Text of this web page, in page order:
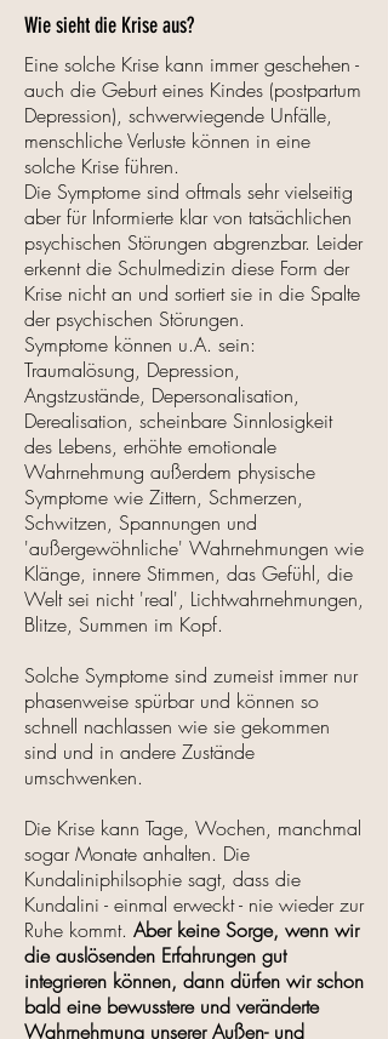
Wie sieht die Krise aus?
Eine solche Krise kann immer geschehen -
auch die Geburt eines Kindes (postpartum
Depression), schwerwiegende Unfälle,
menschliche Verluste können in eine
solche Krise führen.
Die Symptome sind oftmals sehr vielseitig
aber für Informierte klar von tatsächlichen
psychischen Störungen abgrenzbar. Leider
erkennt die Schulmedizin diese Form der
Krise nicht an und sortiert sie in die Spalte
der psychischen Störungen.
Symptome können u.A. sein:
Traumalösung, Depression,
Angstzustände, Depersonalisation,
Derealisation, scheinbare Sinnlosigkeit
des Lebens, erhöhte emotionale
Wahrnehmung außerdem physische
Symptome wie Zittern, Schmerzen,
Schwitzen, Spannungen und
'außergewöhnliche' Wahrnehmungen wie
Klänge, innere Stimmen, das Gefühl, die
Welt sei nicht 'real', Lichtwahrnehmungen,
Blitze, Summen im Kopf.
Solche Symptome sind zumeist immer nur
phasenweise spürbar und können so
schnell nachlassen wie sie gekommen
sind und in andere Zustände
umschwenken.
Die Krise kann Tage, Wochen, manchmal
sogar Monate anhalten. Die
Kundaliniphilsophie sagt, dass die
Kundalini - einmal erweckt - nie wieder zur
Ruhe kommt. Aber keine Sorge, wenn wir
die auslösenden Erfahrungen gut
integrieren können, dann dürfen wir schon
bald eine bewusstere und veränderte
Wahrnehmung unserer Außen- und